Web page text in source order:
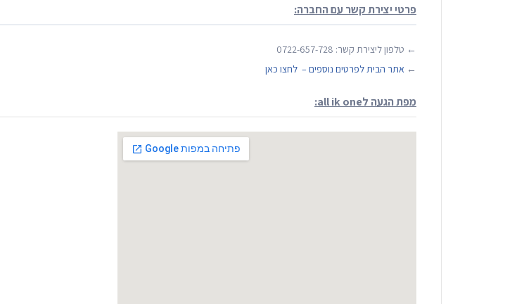
פרטי יצירת קשר עם החברה:
← טלפון ליצירת קשר: 0722-657-728
← אתר הבית לפרטים נוספים – לחצו כאן
מפת הגעה לall ik one: